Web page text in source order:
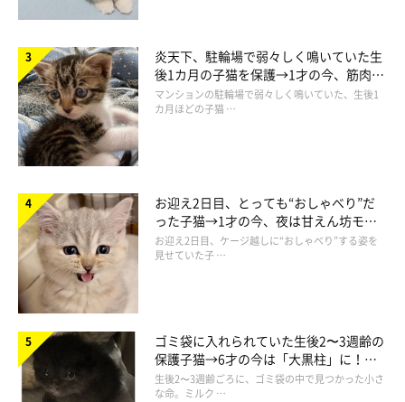
炎天下、駐輪場で弱々しく鳴いていた生
後1カ月の子猫を保護→1才の今、筋肉質
でツンデレなコに成長
マンションの駐輪場で弱々しく鳴いていた、生後1
カ月ほどの子猫 …
お迎え2日目、とっても“おしゃべり”だ
った子猫→1才の今、夜は甘えん坊モー
ドになるコに成長！
お迎え2日目、ケージ越しに“おしゃべり”する姿を
見せていた子 …
ゴミ袋に入れられていた生後2〜3週齢の
保護子猫→6才の今は「大黒柱」に！
美しい黒猫に成長した姿にグッとくる
生後2〜3週齢ごろに、ゴミ袋の中で見つかった小さ
な命。ミルク …